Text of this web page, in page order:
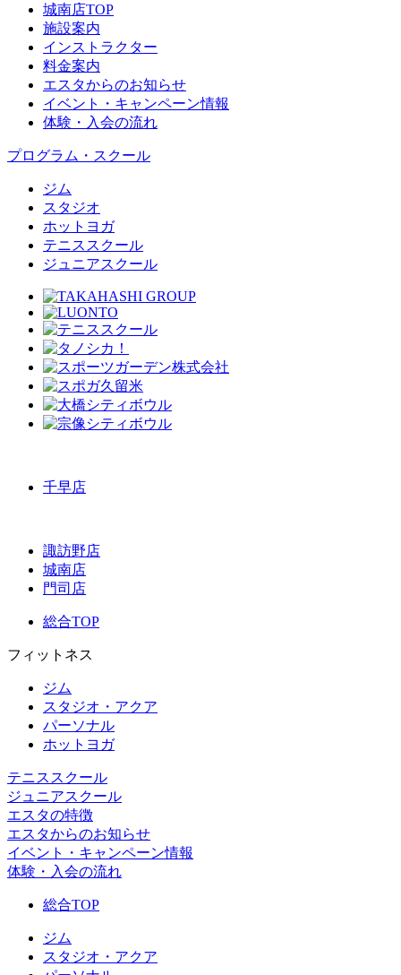
城南店TOP
施設案内
インストラクター
料金案内
エスタからのお知らせ
イベント・キャンペーン情報
体験・入会の流れ
プログラム・スクール
ジム
スタジオ
ホットヨガ
テニススクール
ジュニアスクール
千早店
諏訪野店
城南店
門司店
総合TOP
フィットネス
ジム
スタジオ・アクア
パーソナル
ホットヨガ
テニススクール
ジュニアスクール
エスタの特徴
エスタからのお知らせ
イベント・キャンペーン情報
体験・入会の流れ
総合TOP
ジム
スタジオ・アクア